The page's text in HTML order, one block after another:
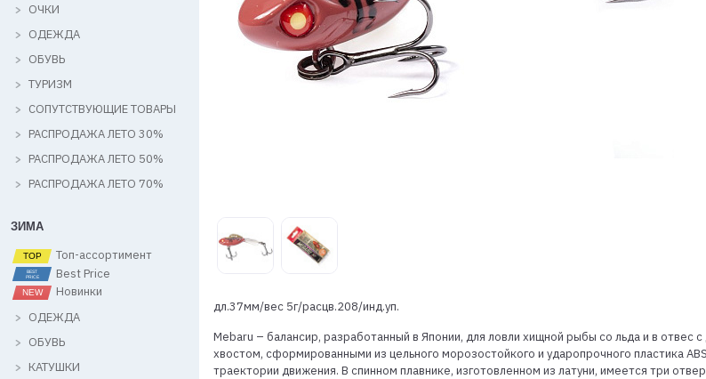
ОЧКИ
ОДЕЖДА
ОБУВЬ
ТУРИЗМ
СОПУТСТВУЮЩИЕ ТОВАРЫ
РАСПРОДАЖА ЛЕТО 30%
РАСПРОДАЖА ЛЕТО 50%
РАСПРОДАЖА ЛЕТО 70%
ЗИМА
Топ-ассортимент
Best Price
Новинки
ОДЕЖДА
ОБУВЬ
КАТУШКИ
дл.37мм/вес 5г/расцв.208/инд.уп.
Mebaru – балансир, разработанный в Японии, для ловли хищной рыбы со льда и в отвес
хвостом, сформированными из цельного морозостойкого и ударопрочного пластика
траектории движения. В спинном плавнике, изготовленном из латуни, имеется три